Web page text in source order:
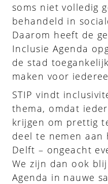
soms niet volledig
behandeld in
Daarom heeft de
Inclusie Agenda
de stad
maken voor
STIP vindt
thema, omdat
krijgen om prettig
deel te nemen aan
Delft – ongeacht
We zijn dan ook
Agenda in nauwe